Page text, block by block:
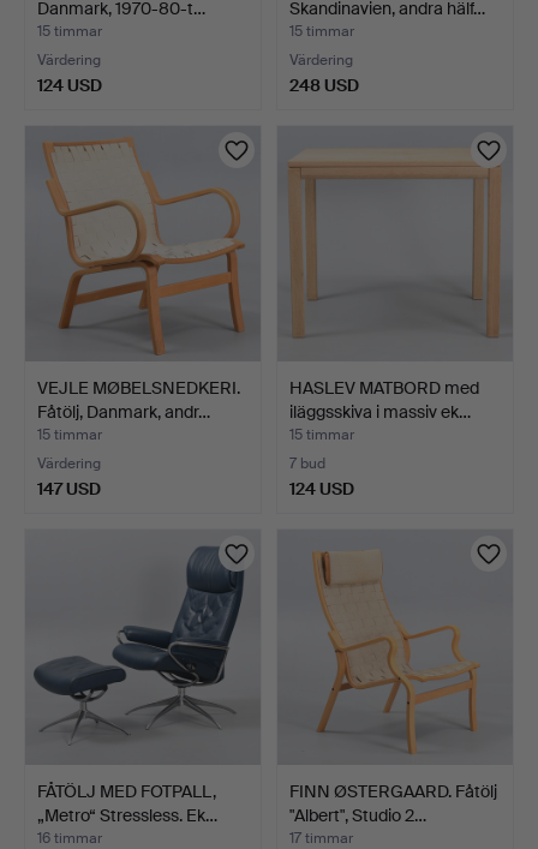
Danmark, 1970-80-t…
15 timmar
Värdering
124 USD
Skandinavien, andra hälf…
15 timmar
Värdering
248 USD
VEJLE MØBELSNEDKERI.
Fåtölj, Danmark, andr…
15 timmar
Värdering
147 USD
HASLEV MATBORD med
iläggsskiva i massiv ek…
15 timmar
7 bud
124 USD
FÅTÖLJ MED FOTPALL,
„Metro“ Stressless. Ek…
16 timmar
FINN ØSTERGAARD. Fåtölj
"Albert", Studio 2…
17 timmar